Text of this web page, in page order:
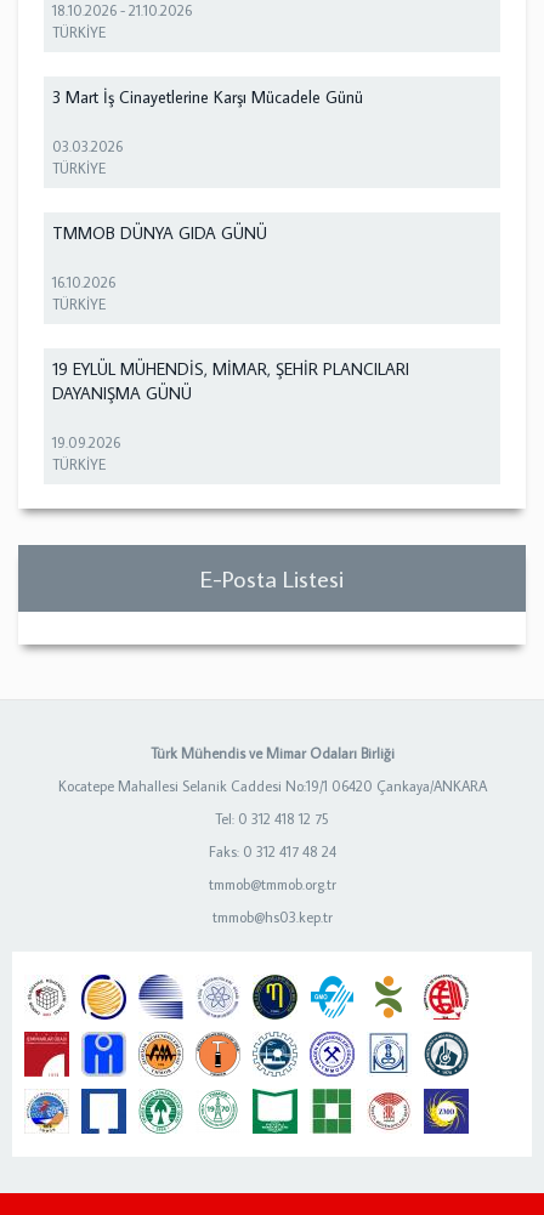
18.10.2026 -21.10.2026
TÜRKİYE
3 Mart İş Cinayetlerine Karşı Mücadele Günü
03.03.2026
TÜRKİYE
TMMOB DÜNYA GIDA GÜNÜ
16.10.2026
TÜRKİYE
19 EYLÜL MÜHENDİS, MİMAR, ŞEHİR PLANCILARI
DAYANIŞMA GÜNÜ
19.09.2026
TÜRKİYE
E-Posta Listesi
Türk Mühendis ve Mimar Odaları Birliği
Kocatepe Mahallesi Selanik Caddesi No:19/1 06420 Çankaya/ANKARA
Tel: 0 312 418 12 75
Faks: 0 312 417 48 24
tmmob@tmmob.org.tr
tmmob@hs03.kep.tr